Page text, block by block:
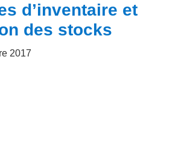
d’inventaire et
des stocks
2017